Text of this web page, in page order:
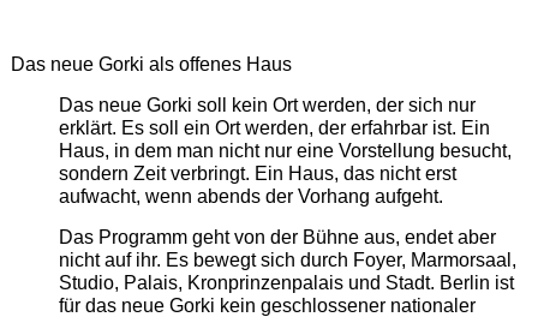
Das neue Gorki als offenes Haus
Das neue Gorki soll kein Ort werden, der sich nur
erklärt. Es soll ein Ort werden, der erfahrbar ist. Ein
Haus, in dem man nicht nur eine Vorstellung besucht,
sondern Zeit verbringt. Ein Haus, das nicht erst
aufwacht, wenn abends der Vorhang aufgeht.
Das Programm geht von der Bühne aus, endet aber
nicht auf ihr. Es bewegt sich durch Foyer, Marmorsaal,
Studio, Palais, Kronprinzenpalais und Stadt. Berlin ist
für das neue Gorki kein geschlossener nationaler